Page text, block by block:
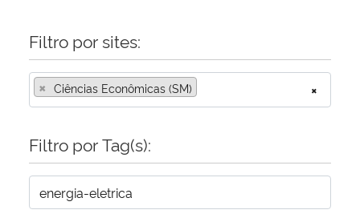
Controladoria-Geral da União
Ministério da Mulher, da Família e dos Direitos Humanos
Secretaria de Governo
Filtro por sites:
×
× Ciências Econômicas (SM)
Filtro por Tag(s):